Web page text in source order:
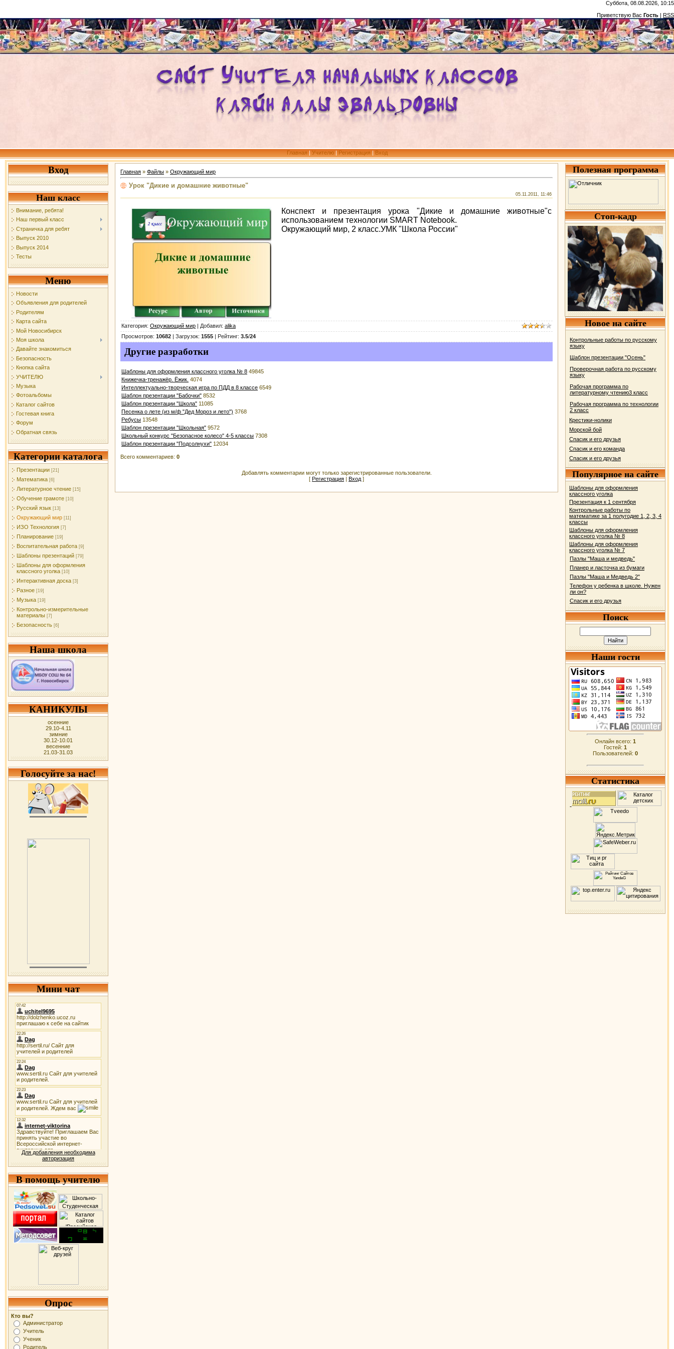
Суббота, 08.08.2026, 10:15
Приветствую Вас Гость | RSS
Главная | Учителю| Регистрация | Вход
Вход
Наш класс
Внимание, ребята!
Наш первый класс
Страничка для ребят
Выпуск 2010
Выпуск 2014
Тесты
Меню
Новости
Объявления для родителей
Родителям
Карта сайта
Мой Новосибирск
Моя школа
Давайте знакомиться
Безопасность
Кнопка сайта
УЧИТЕЛЮ
Музыка
Фотоальбомы
Каталог сайтов
Гостевая книга
Форум
Обратная связь
Категории каталога
Презентации [21]
Математика [6]
Литературное чтение [15]
Обучение грамоте [10]
Русский язык [13]
Окружающий мир [11]
ИЗО Технология [7]
Планирование [19]
Воспитательная работа [9]
Шаблоны презентаций [79]
Шаблоны для оформления
классного уголка [10]
Интерактивная доска [3]
Разное [19]
Музыка [19]
Контрольно-измерительные
материалы [7]
Безопасность [6]
Наша школа
КАНИКУЛЫ
осенние
29.10-4.11
зимние
30.12-10.01
весенние
21.03-31.03
Голосуйте за нас!
Мини чат
Для добавления необходима
авторизация
В помощь учителю
Опрос
Кто вы?
Администратор
Учитель
Ученик
Родитель
Главная » Файлы » Окружающий мир
Урок "Дикие и домашние животные"
05.11.2011, 11:46
Конспект и презентация урока "Дикие и домашние животные"с
использованием технологии SMART Notebook.
Окружающий мир, 2 класс.УМК "Школа России"
Категория: Окружающий мир | Добавил: alika
Просмотров: 10682 | Загрузок: 1555 | Рейтинг: 3.5/24
Другие разработки
Шаблоны для оформления классного уголка № 8 49845
Книжечка-тренажёр. Ёжик. 4074
Интеллектуально-творческая игра по ПДД в 8 классе 6549
Шаблон презентации "Бабочки" 8532
Шаблон презентации "Школа" 11085
Песенка о лете (из м/ф "Дед Мороз и лето") 3768
Ребусы 13548
Шаблон презентации "Школьная" 9572
Школьный конкурс "Безопасное колесо" 4-5 классы 7308
Шаблон презентации "Подсолнухи" 12034
Всего комментариев: 0
Добавлять комментарии могут только зарегистрированные пользователи.
[ Регистрация | Вход ]
Полезная программа
Стоп-кадр
Новое на сайте
Контрольные работы по русскому
языку
Шаблон презентации "Осень"
Проверочная работа по русскому
языку
Рабочая программа по
литературному чтению3 класс
Рабочая программа по технологии
2 класс
Крестики-нолики
Морской бой
Спасик и его друзья
Спасик и его команда
Спасик и его друзья
Популярное на сайте
Шаблоны для оформления
классного уголка
Презентация к 1 сентября
Контрольные работы по
математике за 1 полугодие 1, 2, 3, 4
классы
Шаблоны для оформления
классного уголка № 8
Шаблоны для оформления
классного уголка № 7
Пазлы "Маша и медведь"
Планер и ласточка из бумаги
Пазлы "Маша и Медведь 2"
Телефон у ребенка в школе. Нужен
ли он?
Спасик и его друзья
Поиск
Наши гости
Онлайн всего: 1
Гостей: 1
Пользователей: 0
Статистика